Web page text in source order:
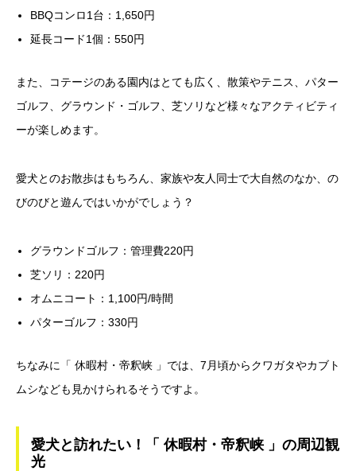
BBQコンロ1台：1,650円
延長コード1個：550円
また、コテージのある園内はとても広く、散策やテニス、パター
ゴルフ、グラウンド・ゴルフ、芝ソリなど様々なアクティビティ
ーが楽しめます。
愛犬とのお散歩はもちろん、家族や友人同士で大自然のなか、の
びのびと遊んではいかがでしょう？
グラウンドゴルフ：管理費220円
芝ソリ：220円
オムニコート：1,100円/時間
パターゴルフ：330円
ちなみに「 休暇村・帝釈峡 」では、7月頃からクワガタやカブト
ムシなども見かけられるそうですよ。
愛犬と訪れたい！「 休暇村・帝釈峡 」の周辺観
光